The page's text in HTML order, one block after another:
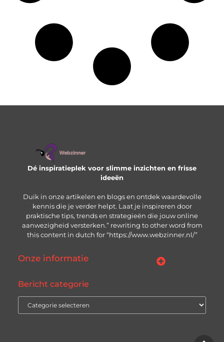
Dé inspiratieplek voor slimme inzichten en frisse
ideeën
Duik in onze artikelen en blogs en ontdek waardevolle
kennis die je verder helpt. Laat je inspireren door
praktische tips, trends en strategieën die jouw online
aanwezigheid versterken.” rewriting to other word from
this content in dutch for “https://www.webzinner.nl/”
Onze informatie
Bericht categorie